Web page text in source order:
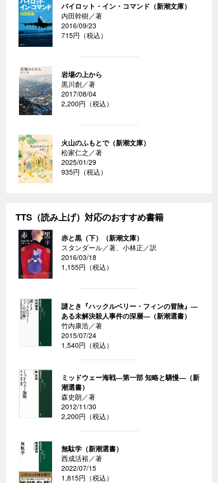
パイロット・イン・コマンド（新潮文庫）
内田幹樹／著
2016/09/23
715円（税込）
岩場の上から
黒川創／著
2017/08/04
2,200円（税込）
火山のふもとで（新潮文庫）
松家仁之／著
2025/01/29
935円（税込）
TTS（読み上げ）対応のおすすめ書籍
赤と黒（下）（新潮文庫）
スタンダール／著、小林正／訳
2016/03/18
1,155円（税込）
謎とき『ハックルベリー・フィンの冒険』―
ある未解決殺人事件の深層―（新潮選書）
竹内康浩／著
2015/07/24
1,540円（税込）
ミッドウェー海戦―第一部 知略と驕慢―（新
潮選書）
森史朗／著
2012/11/30
2,200円（税込）
無駄学（新潮選書）
西成活裕／著
2022/07/15
1,815円（税込）